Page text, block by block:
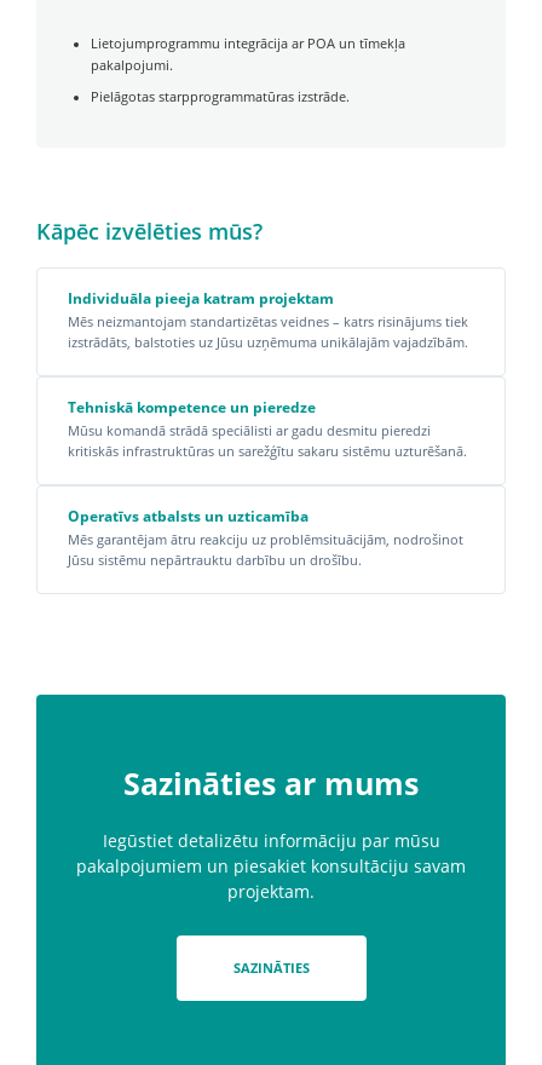
Lietojumprogrammu integrācija ar POA un tīmekļa
pakalpojumi.
Pielāgotas starpprogrammatūras izstrāde.
Kāpēc izvēlēties mūs?
Individuāla pieeja katram projektam
Mēs neizmantojam standartizētas veidnes – katrs risinājums tiek
izstrādāts, balstoties uz Jūsu uzņēmuma unikālajām vajadzībām.
Tehniskā kompetence un pieredze
Mūsu komandā strādā speciālisti ar gadu desmitu pieredzi
kritiskās infrastruktūras un sarežģītu sakaru sistēmu uzturēšanā.
Operatīvs atbalsts un uzticamība
Mēs garantējam ātru reakciju uz problēmsituācijām, nodrošinot
Jūsu sistēmu nepārtrauktu darbību un drošību.
Sazināties ar mums
Iegūstiet detalizētu informāciju par mūsu
pakalpojumiem un piesakiet konsultāciju savam
projektam.
SAZINĀTIES